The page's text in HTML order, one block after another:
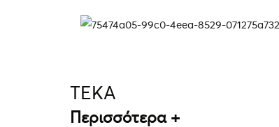
ΛΕΠΤΟΜΈΡΕΙΕΣ
TEKA
Περισσότερα +